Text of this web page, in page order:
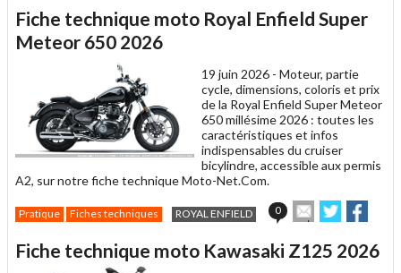
Fiche technique moto Royal Enfield Super
Meteor 650 2026
19 juin 2026 - Moteur, partie
cycle, dimensions, coloris et prix
de la Royal Enfield Super Meteor
650 millésime 2026 : toutes les
caractéristiques et infos
indispensables du cruiser
bicylindre, accessible aux permis
A2, sur notre fiche technique Moto-Net.Com.
Pratique Fiches techniques ROYAL ENFIELD 0
Envoyer
cet
à
Partager
sur sur
Fiche technique moto Kawasaki Z125 2026